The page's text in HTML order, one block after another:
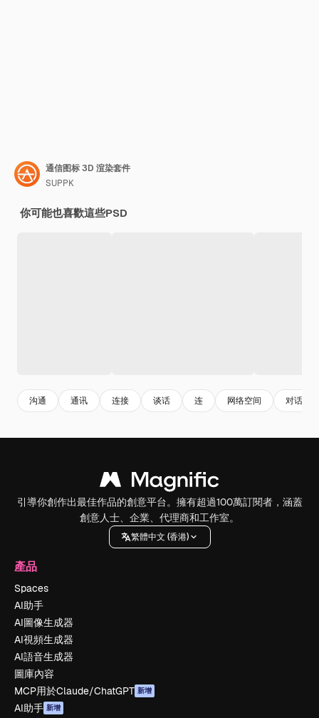
通信图标 3D 渲染套件
SUPPK
你可能也喜歡這些PSD
沟通 通讯 连接 谈话 连 网络空间 对话
引導你創作出最佳作品的創意平台。擁有超過100萬訂閱者，涵蓋
創意人士、企業、代理商和工作室。
繁體中文 (香港)
產品
Spaces
AI助手
AI圖像生成器
AI視頻生成器
AI語音生成器
圖庫內容
MCP用於Claude/ChatGPT 新增
AI助手 新增